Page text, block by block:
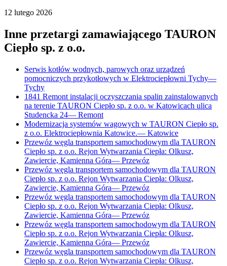
12 lutego 2026
Inne przetargi zamawiającego TAURON
Ciepło sp. z o.o.
Serwis kotłów wodnych, parowych oraz urządzeń
pomocniczych przykotłowych w Elektrociepłowni Tychy—
Tychy
1841 Remont instalacji oczyszczania spalin zainstalowanych
na terenie TAURON Ciepło sp. z o.o. w Katowicach ulica
Studencka 24— Remont
Modernizacja systemów wagowych w TAURON Ciepło sp.
z o.o. Elektrociepłownia Katowice.— Katowice
Przewóz węgla transportem samochodowym dla TAURON
Ciepło sp. z o.o. Rejon Wytwarzania Ciepła: Olkusz,
Zawiercie, Kamienna Góra— Przewóz
Przewóz węgla transportem samochodowym dla TAURON
Ciepło sp. z o.o. Rejon Wytwarzania Ciepła: Olkusz,
Zawiercie, Kamienna Góra— Przewóz
Przewóz węgla transportem samochodowym dla TAURON
Ciepło sp. z o.o. Rejon Wytwarzania Ciepła: Olkusz,
Zawiercie, Kamienna Góra— Przewóz
Przewóz węgla transportem samochodowym dla TAURON
Ciepło sp. z o.o. Rejon Wytwarzania Ciepła: Olkusz,
Zawiercie, Kamienna Góra— Przewóz
Przewóz węgla transportem samochodowym dla TAURON
Ciepło sp. z o.o. Rejon Wytwarzania Ciepła: Olkusz,